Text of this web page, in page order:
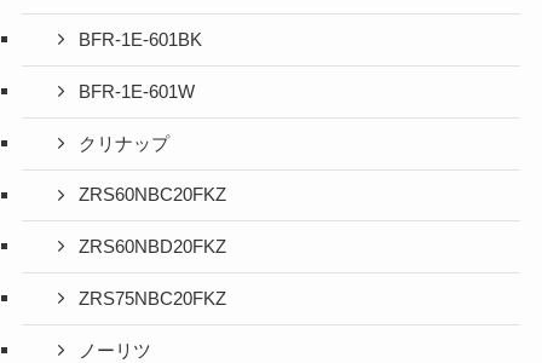
BFR-1E-601BK
BFR-1E-601W
クリナップ
ZRS60NBC20FKZ
ZRS60NBD20FKZ
ZRS75NBC20FKZ
ノーリツ